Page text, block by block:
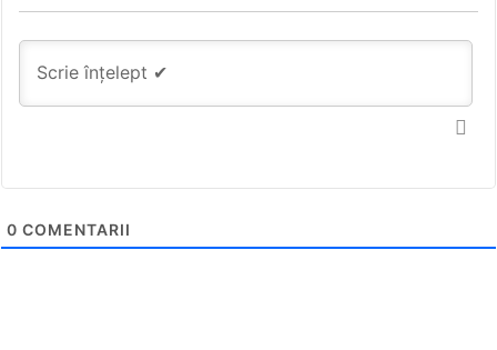
0 COMENTARII